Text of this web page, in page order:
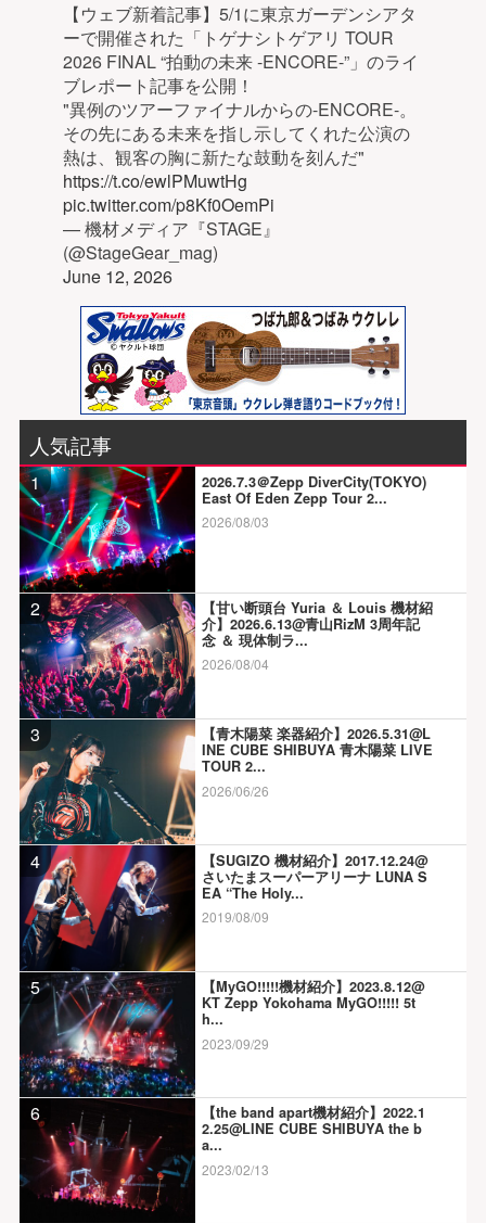
【ウェブ新着記事】5/1に東京ガーデンシアタ
ーで開催された「トゲナシトゲアリ TOUR
2026 FINAL “拍動の未来 -ENCORE-”」のライ
ブレポート記事を公開！
"異例のツアーファイナルからの-ENCORE-。
その先にある未来を指し示してくれた公演の
熱は、観客の胸に新たな鼓動を刻んだ"
https://t.co/ewlPMuwtHg
pic.twitter.com/p8Kf0OemPi
— 機材メディア『STAGE』
(@StageGear_mag)
June 12, 2026
人気記事
1
2026.7.3＠Zepp DiverCity(TOKYO)
East Of Eden Zepp Tour 2...
2026/08/03
2
【甘い断頭台 Yuria ＆ Louis 機材紹
介】2026.6.13@青山RizM 3周年記
念 ＆ 現体制ラ...
2026/08/04
3
【青木陽菜 楽器紹介】2026.5.31@L
INE CUBE SHIBUYA 青木陽菜 LIVE
TOUR 2...
2026/06/26
4
【SUGIZO 機材紹介】2017.12.24@
さいたまスーパーアリーナ LUNA S
EA “The Holy...
2019/08/09
5
【MyGO!!!!!機材紹介】2023.8.12@
KT Zepp Yokohama MyGO!!!!! 5t
h...
2023/09/29
6
【the band apart機材紹介】2022.1
2.25@LINE CUBE SHIBUYA the b
a...
2023/02/13